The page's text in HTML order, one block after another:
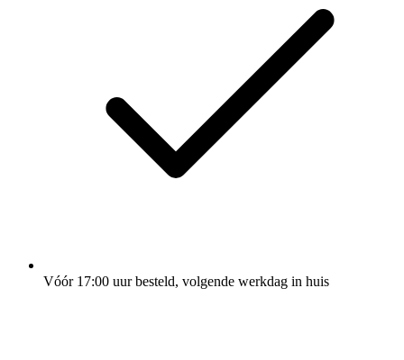
Vóór 17:00 uur besteld, volgende werkdag in huis